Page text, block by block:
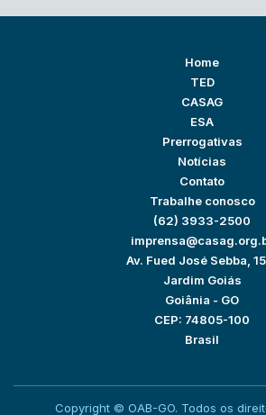
Home
TED
CASAG
ESA
Prerrogativas
Notícias
Contato
Trabalhe conosco
(62) 3933-2500
Av. Fued José Sebba,
Jardim Goiás
Goiânia - GO
CEP: 74805-100
Brasil
Copyright © OAB-GO. Todos os